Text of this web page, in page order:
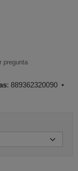
pregunta
: 889362320090 •